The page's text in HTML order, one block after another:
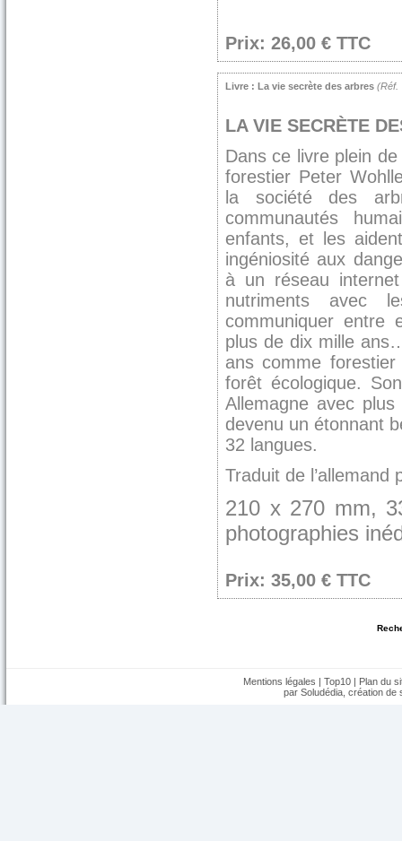
Prix: 26,00 € TTC
Livre : La vie secrète des arbres (Réf.
LA VIE SECRÈTE
Dans ce livre plein
forestier Peter
la société des
communautés
enfants, et les
ingéniosité aux
à un réseau
nutriments avec
communiquer entre
plus de dix mille
ans comme
forêt écologique.
Allemagne avec
devenu un étonnant
32 langues.
Traduit de l’allemand
210 x 270 mm,
photographies
Prix: 35,00 € TTC
Mentions légales | Top10 | Plan du
par Soludédia, création de